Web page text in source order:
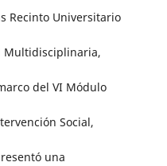
Recinto Universitario
Multidisciplinaria,
del VI Módulo
Social,
una